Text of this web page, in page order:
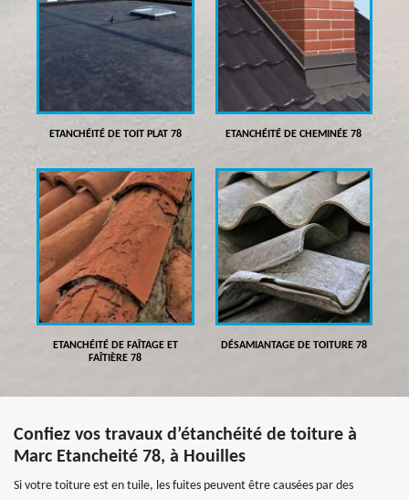
ETANCHÉITÉ DE TOIT PLAT 78 ETANCHÉITÉ DE CHEMINÉE 78
ETANCHÉITÉ DE FAÎTAGE ET
FAÎTIÈRE 78
DÉSAMIANTAGE DE TOITURE 78
Confiez vos travaux d’étanchéité de toiture à
Marc Etancheité 78, à Houilles
Si votre toiture est en tuile, les fuites peuvent être causées par des